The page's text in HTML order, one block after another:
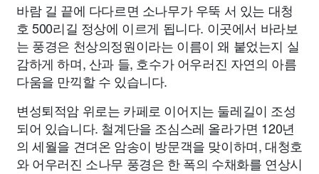
바람 길 끝에 다다르면 소나무가 우뚝 서 있는 대청
호 500리길 정상에 이르게 됩니다. 이곳에서 바라보
는 풍경은 천상의정원이라는 이름이 왜 붙었는지 실
감하게 하며, 산과 들, 호수가 어우러진 자연의 아름
다움을 만끽할 수 있습니다.
변성퇴적암 위로는 카페로 이어지는 둘레길이 조성
되어 있습니다. 철계단을 조심스레 올라가면 120년
의 세월을 견뎌온 암송이 방문객을 맞이하며, 대청호
와 어우러진 소나무 풍경은 한 폭의 수채화를 연상시